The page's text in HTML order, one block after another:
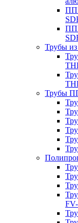
Трубы
Трубы